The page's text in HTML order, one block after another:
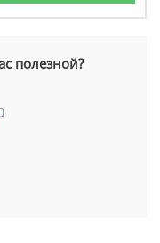
полезной?